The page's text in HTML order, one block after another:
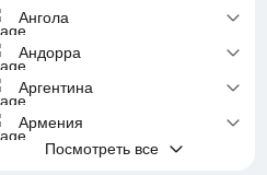
Ангола
Андорра
Аргентина
Армения
Посмотреть все